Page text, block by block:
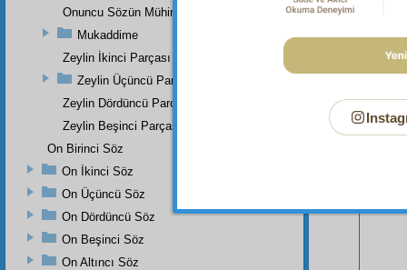
Onuncu Sözün Mühim Bir Zeyli Ve Lâhikasının Birinci Parçası
Mukaddime
Zeylin İkinci Parçası
Zeylin Üçüncü Parçası
Zeylin Dördüncü Parçası
Zeylin Beşinci Parçası
On Birinci Söz
On İkinci Söz
On Üçüncü Söz
On Dördüncü Söz
On Beşinci Söz
On Altıncı Söz